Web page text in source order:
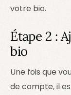
votre bio.
Étape 2 :
bio
Une fois que
de compte, il